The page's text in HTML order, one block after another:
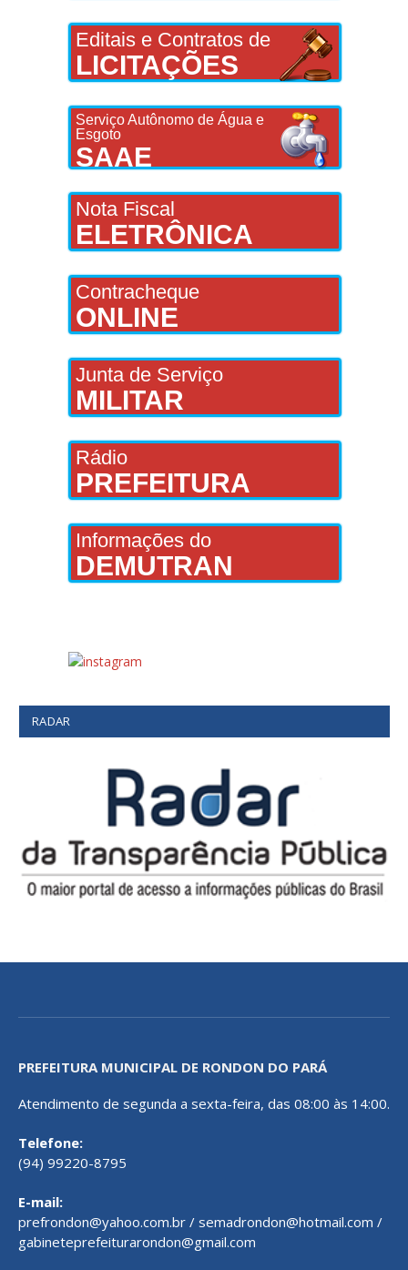
Editais e Contratos de
LICITAÇÕES
Serviço Autônomo de Água e
Esgoto
SAAE
Nota Fiscal
ELETRÔNICA
Contracheque
ONLINE
Junta de Serviço
MILITAR
Rádio
PREFEITURA
Informações do
DEMUTRAN
RADAR
PREFEITURA MUNICIPAL DE RONDON DO PARÁ
Atendimento de segunda a sexta-feira, das 08:00 às 14:00.
Telefone:
(94) 99220-8795
E-mail:
prefrondon@yahoo.com.br / semadrondon@hotmail.com /
gabineteprefeiturarondon@gmail.com